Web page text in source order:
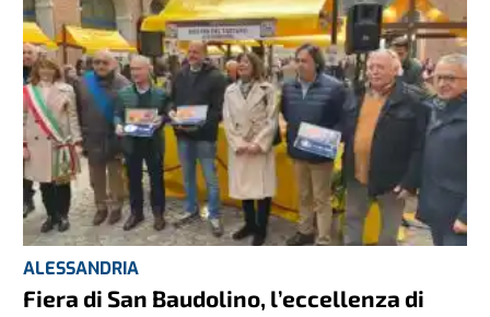
ALESSANDRIA
Fiera di San Baudolino, l’eccellenza di